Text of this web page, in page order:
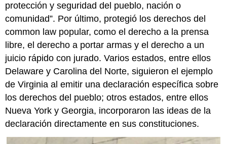
protección y seguridad del pueblo, nación o
comunidad”. Por último, protegió los derechos del
common law popular, como el derecho a la prensa
libre, el derecho a portar armas y el derecho a un
juicio rápido con jurado. Varios estados, entre ellos
Delaware y Carolina del Norte, siguieron el ejemplo
de Virginia al emitir una declaración específica sobre
los derechos del pueblo; otros estados, entre ellos
Nueva York y Georgia, incorporaron las ideas de la
declaración directamente en sus constituciones.